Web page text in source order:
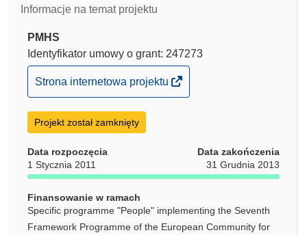
Informacje na temat projektu
PMHS
Identyfikator umowy o grant: 247273
(odnośnik
otworzy
się
w
oknie)
Strona internetowa projektu
Projekt został zamknięty
Data rozpoczęcia
1 Stycznia 2011
Data zakończenia
31 Grudnia 2013
Finansowanie w ramach
Specific programme "People" implementing the Seventh
Framework Programme of the European Community for